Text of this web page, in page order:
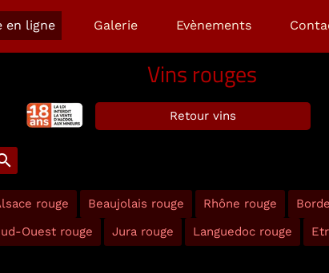
en ligne Galerie Evènements
Vins rouges
Retour vins
rouge Beaujolais rouge Rhône rouge
Ouest rouge Jura rouge Languedoc rouge